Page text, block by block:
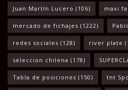
Juan Martín Lucero (106) maxi
mercado de fichajes (1222)
redes sociales (128) river plate
seleccion chilena (178)
Tabla de posiciones (150) tnt